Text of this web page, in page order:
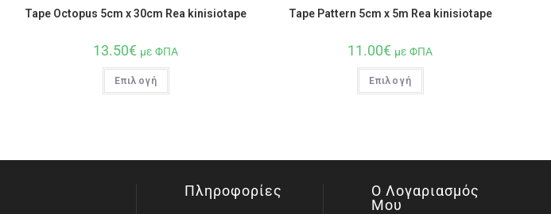
Tape Octopus 5cm x 30cm Rea kinisiotape
13.50€ με ΦΠΑ
Επιλογή
Tape Pattern 5cm x 5m Rea kinisiotape
11.00€ με ΦΠΑ
Επιλογή
Πληροφορίες
Ο Λογαριασμός
Μου